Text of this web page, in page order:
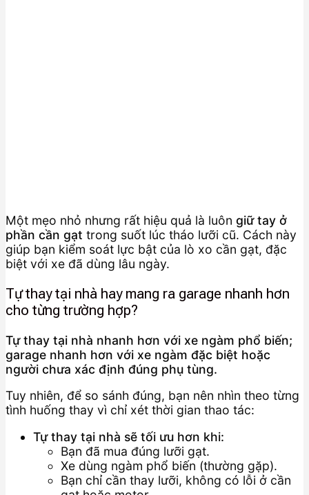
Một mẹo nhỏ nhưng rất hiệu quả là luôn giữ tay ở
phần cần gạt trong suốt lúc tháo lưỡi cũ. Cách này
giúp bạn kiểm soát lực bật của lò xo cần gạt, đặc
biệt với xe đã dùng lâu ngày.
Tự thay tại nhà hay mang ra garage nhanh hơn
cho từng trường hợp?
Tự thay tại nhà nhanh hơn với xe ngàm phổ biến;
garage nhanh hơn với xe ngàm đặc biệt hoặc
người chưa xác định đúng phụ tùng.
Tuy nhiên, để so sánh đúng, bạn nên nhìn theo từng
tình huống thay vì chỉ xét thời gian thao tác:
Tự thay tại nhà sẽ tối ưu hơn khi:
Bạn đã mua đúng lưỡi gạt.
Xe dùng ngàm phổ biến (thường gặp).
Bạn chỉ cần thay lưỡi, không có lỗi ở cần